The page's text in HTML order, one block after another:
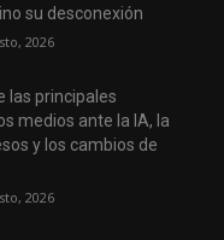
su desconexión
2026
las principales
medios ante la IA, la
y los cambios de
2026